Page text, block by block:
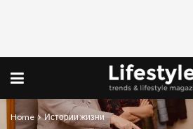
Home Истории жизни